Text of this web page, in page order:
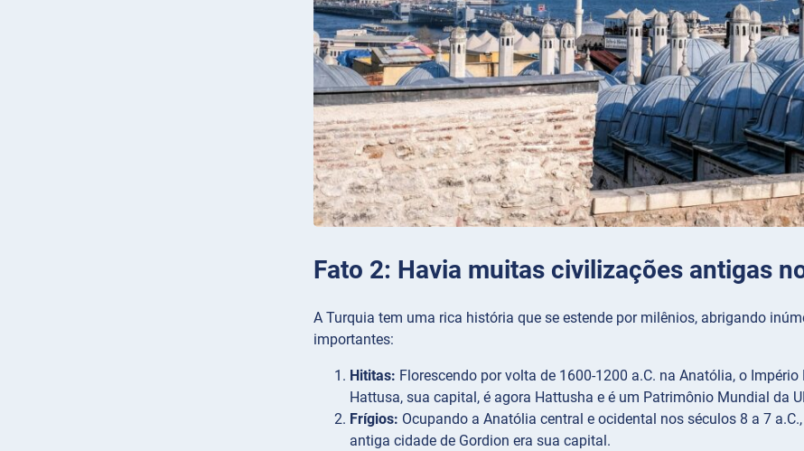
Fato 2: Havia muitas civilizações antigas
A Turquia tem uma rica história que se estende por milênios, abrigando
importantes:
Hititas: Florescendo por volta de 1600-1200 a.C. na Anatólia, o
Hattusa, sua capital, é agora Hattusha e é um Patrimônio Mundial da
Frígios: Ocupando a Anatólia central e ocidental nos séculos 8 a 7
antiga cidade de Gordion era sua capital.